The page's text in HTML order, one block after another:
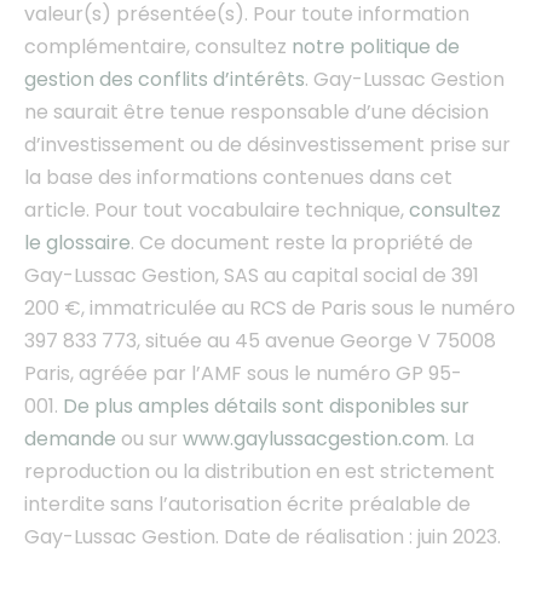
valeur(s) présentée(s). Pour toute information
complémentaire, consultez notre politique de
gestion des conflits d’intérêts. Gay-Lussac Gestion
ne saurait être tenue responsable d’une décision
d’investissement ou de désinvestissement prise sur
la base des informations contenues dans cet
article. Pour tout vocabulaire technique, consultez
le glossaire. Ce document reste la propriété de
Gay-Lussac Gestion, SAS au capital social de 391
200 €, immatriculée au RCS de Paris sous le numéro
397 833 773, située au 45 avenue George V 75008
Paris, agréée par l’AMF sous le numéro GP 95-
001. De plus amples détails sont disponibles sur
demande ou sur www.gaylussacgestion.com. La
reproduction ou la distribution en est strictement
interdite sans l’autorisation écrite préalable de
Gay-Lussac Gestion. Date de réalisation : juin 2023.